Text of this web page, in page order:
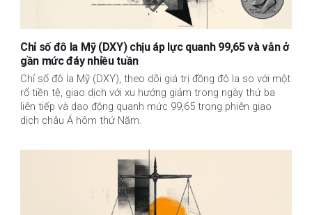
Chỉ số đô la Mỹ (DXY) chịu áp lực quanh 99,65 và vẫn ở
gần mức đáy nhiều tuần
Chỉ số đô la Mỹ (DXY), theo dõi giá trị đồng đô la so với một
rổ tiền tệ, giao dịch với xu hướng giảm trong ngày thứ ba
liên tiếp và dao động quanh mức 99,65 trong phiên giao
dịch châu Á hôm thứ Năm.